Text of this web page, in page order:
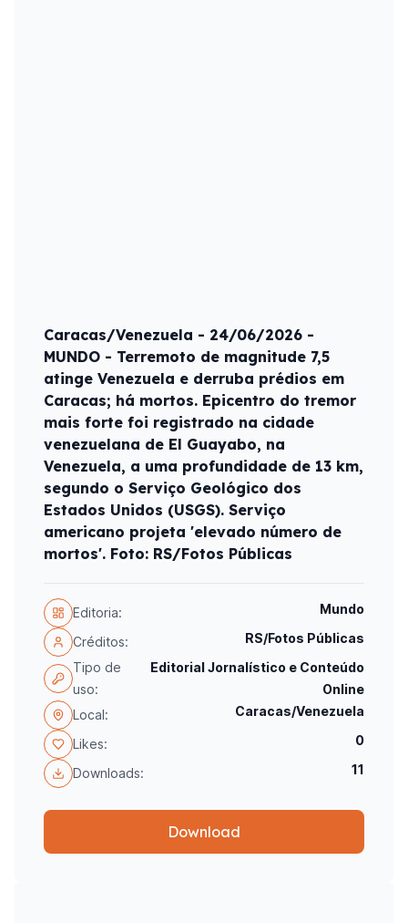
Caracas/Venezuela - 24/06/2026 -
MUNDO - Terremoto de magnitude 7,5
atinge Venezuela e derruba prédios em
Caracas; há mortos. Epicentro do tremor
mais forte foi registrado na cidade
venezuelana de El Guayabo, na
Venezuela, a uma profundidade de 13 km,
segundo o Serviço Geológico dos
Estados Unidos (USGS). Serviço
americano projeta 'elevado número de
mortos'. Foto: RS/Fotos Públicas
Editoria: Mundo
Créditos:
RS/Fotos Públicas
Tipo de
uso:
Editorial Jornalístico e Conteúdo
Online
Local:
Caracas/Venezuela
Likes: 0
Downloads: 11
Download